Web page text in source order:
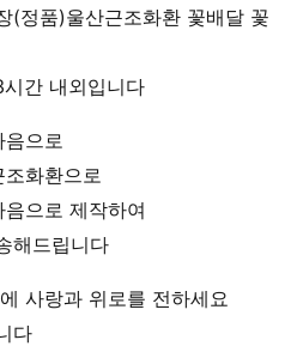
(정품)울산근조화환 꽃배달 꽃
간 내외입니다
으로
화환으로
으로 제작하여
해드립니다
사랑과 위로를 전하세요
다